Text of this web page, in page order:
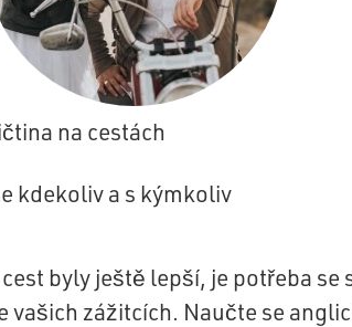
na cestách
kdekoliv a s kýmkoliv
byly ještě lepší, je potřeba
vašich zážitcích. Naučte se